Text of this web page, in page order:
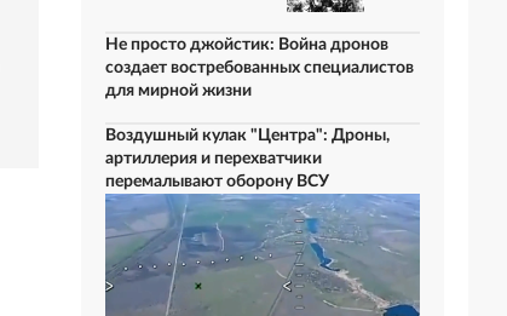
Не просто джойстик: Война дронов
создает востребованных специалистов
для мирной жизни
Воздушный кулак "Центра": Дроны,
артиллерия и перехватчики
перемалывают оборону ВСУ